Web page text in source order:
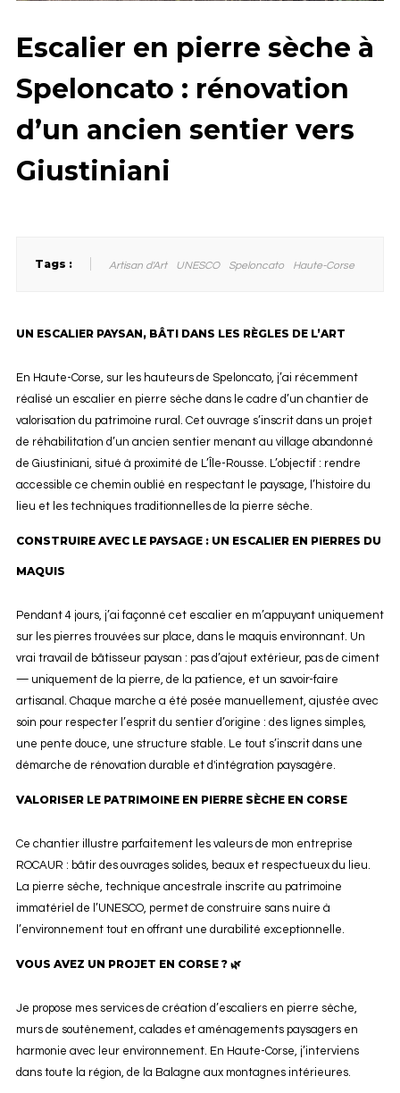
Escalier en pierre sèche à
Speloncato : rénovation
d’un ancien sentier vers
Giustiniani
Tags : Artisan d'Art UNESCO Speloncato Haute-Corse
UN ESCALIER PAYSAN, BÂTI DANS LES RÈGLES DE L’ART
En Haute-Corse, sur les hauteurs de Speloncato, j’ai récemment
réalisé un escalier en pierre sèche dans le cadre d’un chantier de
valorisation du patrimoine rural. Cet ouvrage s’inscrit dans un projet
de réhabilitation d’un ancien sentier menant au village abandonné
de Giustiniani, situé à proximité de L’Île-Rousse. L’objectif : rendre
accessible ce chemin oublié en respectant le paysage, l’histoire du
lieu et les techniques traditionnelles de la pierre sèche.
CONSTRUIRE AVEC LE PAYSAGE : UN ESCALIER EN PIERRES DU
MAQUIS
Pendant 4 jours, j’ai façonné cet escalier en m’appuyant uniquement
sur les pierres trouvées sur place, dans le maquis environnant. Un
vrai travail de bâtisseur paysan : pas d’ajout extérieur, pas de ciment
— uniquement de la pierre, de la patience, et un savoir-faire
artisanal. Chaque marche a été posée manuellement, ajustée avec
soin pour respecter l’esprit du sentier d’origine : des lignes simples,
une pente douce, une structure stable. Le tout s’inscrit dans une
démarche de rénovation durable et d'intégration paysagère.
VALORISER LE PATRIMOINE EN PIERRE SÈCHE EN CORSE
Ce chantier illustre parfaitement les valeurs de mon entreprise
ROCAUR : bâtir des ouvrages solides, beaux et respectueux du lieu.
La pierre sèche, technique ancestrale inscrite au patrimoine
immatériel de l’UNESCO, permet de construire sans nuire à
l’environnement tout en offrant une durabilité exceptionnelle.
VOUS AVEZ UN PROJET EN CORSE ? 🌿
Je propose mes services de création d’escaliers en pierre sèche,
murs de soutènement, calades et aménagements paysagers en
harmonie avec leur environnement. En Haute-Corse, j’interviens
dans toute la région, de la Balagne aux montagnes intérieures.